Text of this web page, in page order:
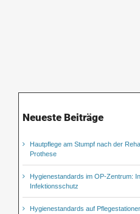
Neueste Beiträge
Hautpflege am Stumpf nach der
Prothese
Hygienestandards im OP-Zentrum:
Infektionsschutz
Hygienestandards auf